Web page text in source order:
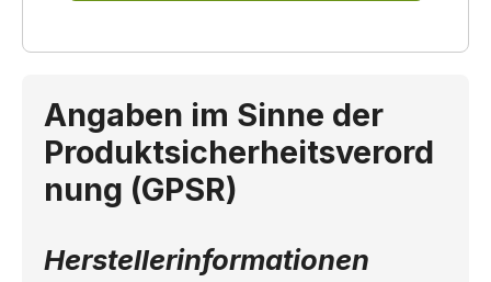
Angaben im Sinne der
Produktsicherheitsverord
nung (GPSR)
Herstellerinformationen